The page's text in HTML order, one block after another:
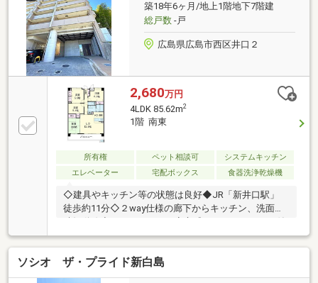
築18年6ヶ月/地上1階地下7階建
総戸数-戸
広島県広島市西区井口２
2,680万円
4LDK 85.62m2
1階 南東
所有権 ペット相談可
システムキッチン
エレベーター
宅配ボックス 食器洗浄乾燥機
◇建具やキッチン等の状態は良好◆JR「新井口駅」
徒歩約11分◇２way仕様の廊下からキッチン、洗面の
きJR新井口駅が徒歩圏内にあるリフォーム向けマンシ
ョン。リフォーム屋さんだけでなく、直接工務店のご
紹介も承っておりますので、クオリティを下げずに低
いコストでリフォームも可能です。良質なリフォーム
ソシオ ザ・プライド新白島